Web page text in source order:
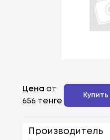
Цена от
656 тенге
Купить
Производитель